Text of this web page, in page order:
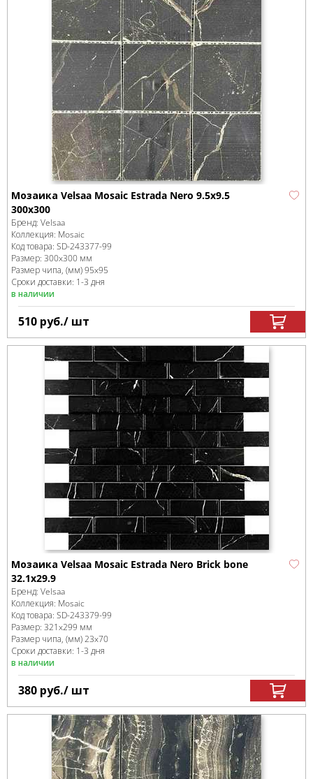
Мозаика Velsaa Mosaic Estrada Nero 9.5х9.5
300x300
Бренд: Velsaa
Коллекция: Mosaic
Код товара: SD-243377-99
Размер: 300x300 мм
Размер чипа, (мм)95x95
Сроки доставки: 1-3 дня
в наличии
510 руб./ шт
Мозаика Velsaa Mosaic Estrada Nero Brick bone
32.1x29.9
Бренд: Velsaa
Коллекция: Mosaic
Код товара: SD-243379-99
Размер: 321x299 мм
Размер чипа, (мм)23x70
Сроки доставки: 1-3 дня
в наличии
380 руб./ шт